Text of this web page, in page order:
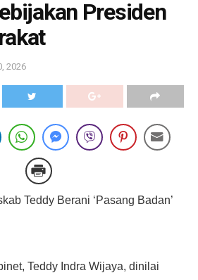
Presiden
2026
Teddy Berani ‘Pasang Badan’
Teddy Indra Wijaya, dinilai